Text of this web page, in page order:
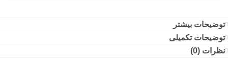
توضیحات بیشتر
توضیحات تکمیلی
نظرات (0)